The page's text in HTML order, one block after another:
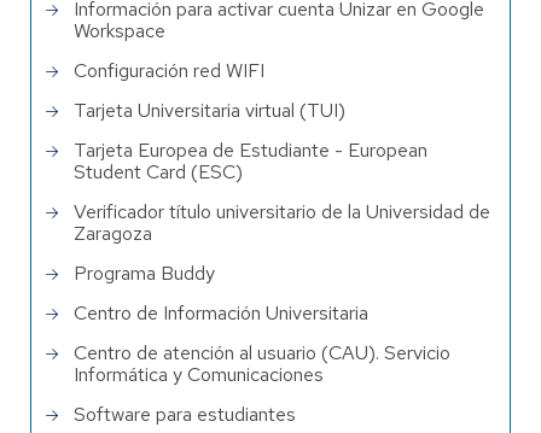
Información para activar cuenta Unizar en Google
Workspace
Configuración red WIFI
Tarjeta Universitaria virtual (TUI)
Tarjeta Europea de Estudiante - European
Student Card (ESC)
Verificador título universitario de la Universidad de
Zaragoza
Programa Buddy
Centro de Información Universitaria
Centro de atención al usuario (CAU). Servicio
Informática y Comunicaciones
Software para estudiantes